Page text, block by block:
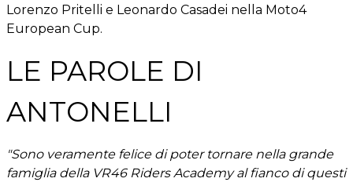
Lorenzo Pritelli e Leonardo Casadei nella Moto4
European Cup.
LE PAROLE DI
ANTONELLI
"Sono veramente felice di poter tornare nella grande
famiglia della VR46 Riders Academy al fianco di questi